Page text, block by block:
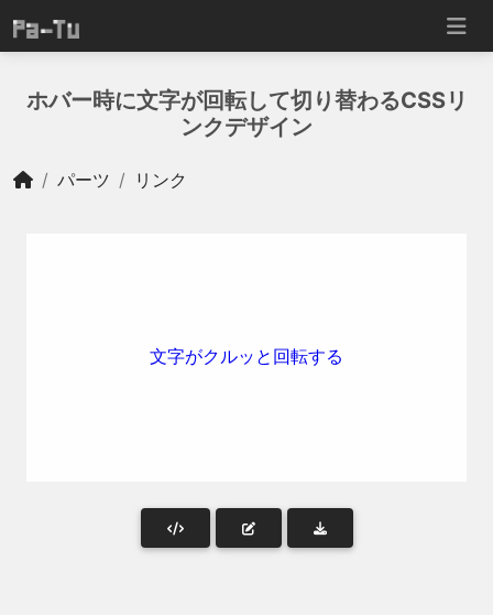
ホバー時に文字が回転して切り替わるCSSリ
ンクデザイン
パーツ リンク